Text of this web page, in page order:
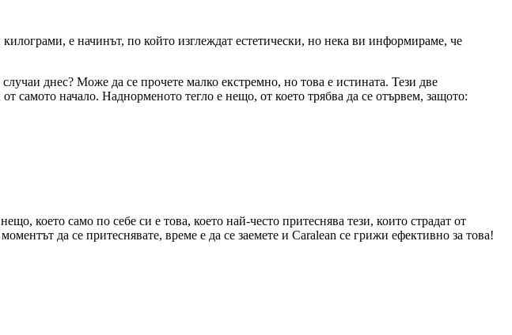
е начинът, по който изглеждат естетически, но нека ви информираме, че
днес? Може да се прочете малко екстремно, но това е истината. Тези две
самото начало. Наднорменото тегло е нещо, от което трябва да се отървем, защото:
което само по себе си е това, което най-често притеснява тези, които страдат от
да се притеснявате, време е да се заемете и Caralean се грижи ефективно за това!